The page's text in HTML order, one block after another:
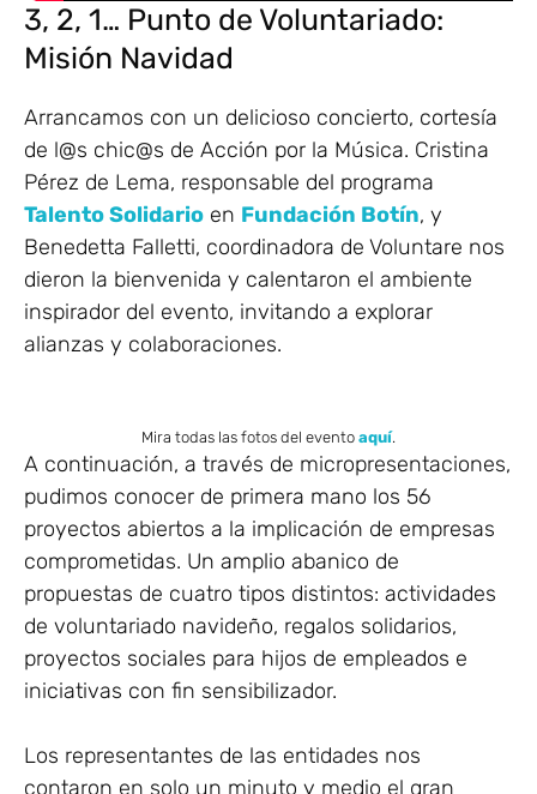
3, 2, 1… Punto de Voluntariado:
Misión Navidad
Arrancamos con un delicioso concierto, cortesía
de l@s chic@s de Acción por la Música. Cristina
Pérez de Lema, responsable del programa
Talento Solidario en Fundación Botín, y
Benedetta Falletti, coordinadora de Voluntare nos
dieron la bienvenida y calentaron el ambiente
inspirador del evento, invitando a explorar
alianzas y colaboraciones.
Mira todas las fotos del evento aquí.
A continuación, a través de micropresentaciones,
pudimos conocer de primera mano los 56
proyectos abiertos a la implicación de empresas
comprometidas. Un amplio abanico de
propuestas de cuatro tipos distintos: actividades
de voluntariado navideño, regalos solidarios,
proyectos sociales para hijos de empleados e
iniciativas con fin sensibilizador.
Los representantes de las entidades nos
contaron en solo un minuto y medio el gran